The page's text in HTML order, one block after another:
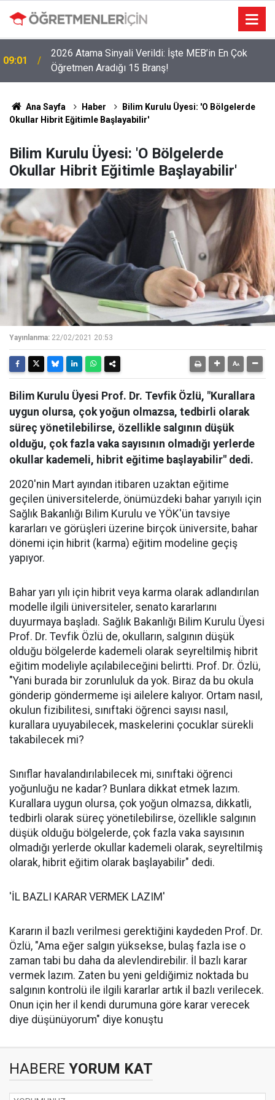
09:01
2026 Atama Sinyali Verildi: İşte MEB’in En Çok
Öğretmen Aradığı 15 Branş!
19:00
LGS Nakillerinde Büyük Risk: Gözde Liselerde
Ana Sayfa Haber
Bilim Kurulu Üyesi: 'O Bölgelerde
Okullar Hibrit Eğitimle Başlayabilir'
Bilim Kurulu Üyesi: 'O Bölgelerde
Okullar Hibrit Eğitimle Başlayabilir'
Yayınlanma: 22/02/2021 20:53
Bilim Kurulu Üyesi Prof. Dr. Tevfik Özlü, "Kurallara
uygun olursa, çok yoğun olmazsa, tedbirli olarak
süreç yönetilebilirse, özellikle salgının düşük
olduğu, çok fazla vaka sayısının olmadığı yerlerde
okullar kademeli, hibrit eğitime başlayabilir" dedi.
2020'nin Mart ayından itibaren uzaktan eğitime
geçilen üniversitelerde, önümüzdeki bahar yarıyılı için
Sağlık Bakanlığı Bilim Kurulu ve YÖK'ün tavsiye
kararları ve görüşleri üzerine birçok üniversite, bahar
dönemi için hibrit (karma) eğitim modeline geçiş
yapıyor.
Bahar yarı yılı için hibrit veya karma olarak adlandırılan
modelle ilgili üniversiteler, senato kararlarını
duyurmaya başladı. Sağlık Bakanlığı Bilim Kurulu Üyesi
Prof. Dr. Tevfik Özlü de, okulların, salgının düşük
olduğu bölgelerde kademeli olarak seyreltilmiş hibrit
eğitim modeliyle açılabileceğini belirtti. Prof. Dr. Özlü,
"Yani burada bir zorunluluk da yok. Biraz da bu okula
gönderip göndermeme işi ailelere kalıyor. Ortam nasıl,
okulun fizibilitesi, sınıftaki öğrenci sayısı nasıl,
kurallara uyuyabilecek, maskelerini çocuklar sürekli
takabilecek mi?
Sınıflar havalandırılabilecek mi, sınıftaki öğrenci
yoğunluğu ne kadar? Bunlara dikkat etmek lazım.
Kurallara uygun olursa, çok yoğun olmazsa, dikkatli,
tedbirli olarak süreç yönetilebilirse, özellikle salgının
düşük olduğu bölgelerde, çok fazla vaka sayısının
olmadığı yerlerde okullar kademeli olarak, seyreltilmiş
olarak, hibrit eğitim olarak başlayabilir" dedi.
'İL BAZLI KARAR VERMEK LAZIM'
Kararın il bazlı verilmesi gerektiğini kaydeden Prof. Dr.
Özlü, "Ama eğer salgın yüksekse, bulaş fazla ise o
zaman tabi bu daha da alevlendirebilir. İl bazlı karar
vermek lazım. Zaten bu yeni geldiğimiz noktada bu
salgının kontrolü ile ilgili kararlar artık il bazlı verilecek.
Onun için her il kendi durumuna göre karar verecek
diye düşünüyorum" diye konuştu
HABERE YORUM KAT